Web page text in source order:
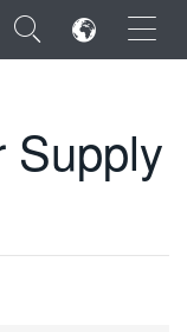
×
Supply